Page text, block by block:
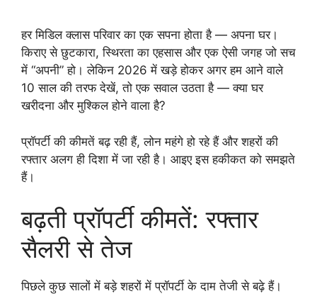
हर मिडिल क्लास परिवार का एक सपना होता है — अपना घर।
किराए से छुटकारा, स्थिरता का एहसास और एक ऐसी जगह जो सच
में “अपनी” हो। लेकिन 2026 में खड़े होकर अगर हम आने वाले
10 साल की तरफ देखें, तो एक सवाल उठता है — क्या घर
खरीदना और मुश्किल होने वाला है?
प्रॉपर्टी की कीमतें बढ़ रही हैं, लोन महंगे हो रहे हैं और शहरों की
रफ्तार अलग ही दिशा में जा रही है। आइए इस हकीकत को समझते
हैं।
बढ़ती प्रॉपर्टी कीमतें: रफ्तार
सैलरी से तेज
पिछले कुछ सालों में बड़े शहरों में प्रॉपर्टी के दाम तेजी से बढ़े हैं।